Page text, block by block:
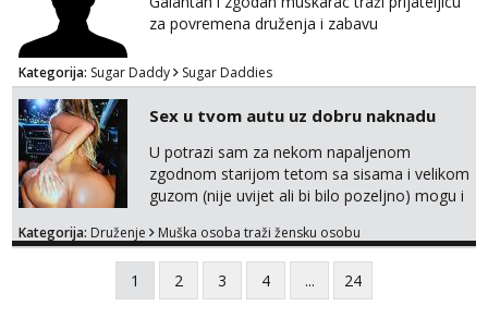
za povremena druženja i zabavu
Kategorija: Sugar Daddy Sugar Daddies
Sex u tvom autu uz dobru naknadu
U potrazi sam za nekom napaljenom
zgodnom starijom tetom sa sisama i velikom
guzom (nije uvijet ali bi bilo pozeljno) mogu i
dobra zabava uz naknadu, trazim neku koja
bi dosla po mene da se odemo seksat
negdje u mrak, prije seksa dobijes odmah na
ruke, molim samo ozbiljne da se javljaju one
Kategorija: Druženje Muška osoba traži žensku osobu
1 2 3 4 ... 24